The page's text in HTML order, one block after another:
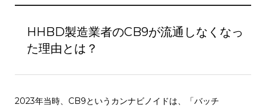
HHBD製造業者のCB9が流通しなくなっ
た理由とは？
2023年当時、CB9というカンナビノイドは、「バッチ